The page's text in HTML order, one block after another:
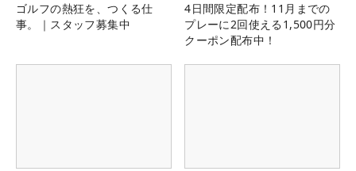
ゴルフの熱狂を、つくる仕
事。｜スタッフ募集中
4日間限定配布！11月までの
プレーに2回使える1,500円分
クーポン配布中！